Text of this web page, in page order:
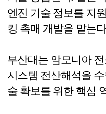
엔진 기술 정보를 지
킹 촉매 개발을 맡는
부산대는 암모니아
시스템 전산해석을
술 확보를 위한 핵심